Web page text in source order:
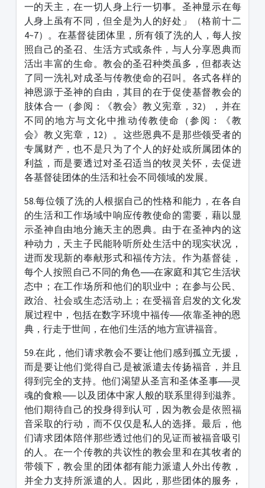
一的天主，在一切人身上行一切事。圣神显示在每
人身上虽有不同，但全是为人的好处」（格前十二
4~7）。在基督徒团体里，所有领了洗的人，每人按
照自己的圣召、生活方式或条件，与人分享恩典而
活出丰富的生命。教会的圣召种类虽多，但都表达
了同一洗礼对成圣与传教使命的召叫。各式各样的
神恩源于圣神的自由，其目的在于促使基督教会的
肢体合一（参阅：《教会》教义宪章，32），并在
不同的地方与文化中推动传教使命（参阅：《教
会》教义宪章，12）。这些恩典不是那些领受者的
专属财产，也不是只为了个人的好处或所属团体的
利益，而是要透过对圣召适当的牧灵关怀，去促进
各基督徒团体的生活和社会不同领域的发展。
58.每位领了洗的人根据自己的性格和能力，在各自
的生活和工作场域中响应传教使命的需要，藉以显
示圣神自由地分施天主的恩典。由于在圣神内的这
种动力，天主子民能聆听所处生活中的现实状况，
进而发现新的奉献形式和福传方法。作为基督徒，
每个人按照自己不同的角色──在家庭和其它生活状
态中；在工作场所和他们的职业中；在参与公民、
政治、社会或生态活动上；在受福音启发的文化发
展过程中，包括在数字环境中福传──依靠圣神的恩
典，行走于世间，在他们生活的地方宣讲福音。
59.在此，他们请求教会不要让他们感到孤立无援，
而是要让他们觉得自己是被派遣去传扬福音，并且
得到完全的支持。他们渴望从圣言和圣体圣事──灵
魂的食粮── 以及团体中家人般的联系里得到滋养。
他们期待自己的投身得到认可，因为教会是依照福
音采取的行动，而不仅仅是私人的选择。最后，他
们请求团体陪伴那些透过他们的见证而被福音吸引
的人。在一个传教的共议性的教会里和在其牧者的
带领下，教会里的团体都有能力派遣人外出传教，
并全力支持所派遣的人。因此，那些团体的服务，